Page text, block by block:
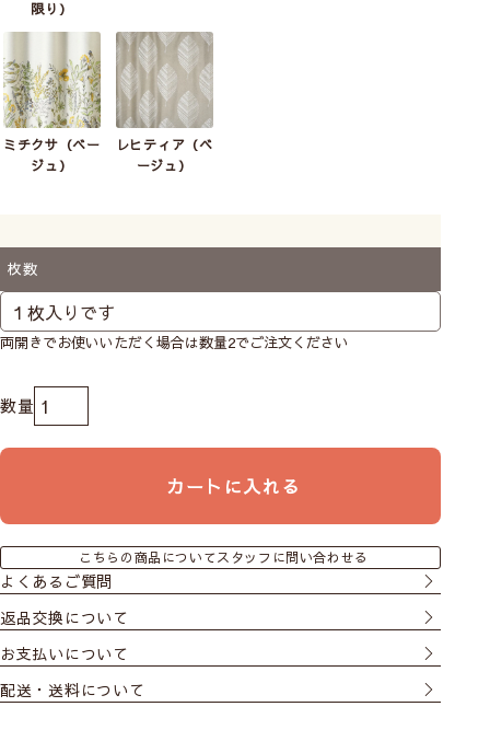
(グリーン)
生産終了
レヒティア
(ベージュ)
限り）
ミチクサ（ベー
ジュ）
レヒティア（ベ
ージュ）
枚数
両開きでお使いいただく場合は数量2でご注文ください
カートに入れる
こちらの商品についてスタッフに問い合わせる
よくあるご質問
返品交換について
お支払いについて
配送・送料について